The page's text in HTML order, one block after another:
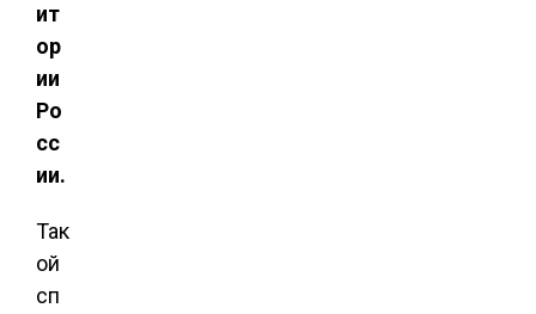
ит
ор
ии
Ро
сс
ии.
Так
ой
сп